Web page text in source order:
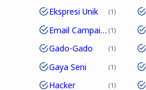
Ekspresi Unik 1
Email Campaign 1
Gado-Gado 1
Gaya Seni 1
Hacker 1